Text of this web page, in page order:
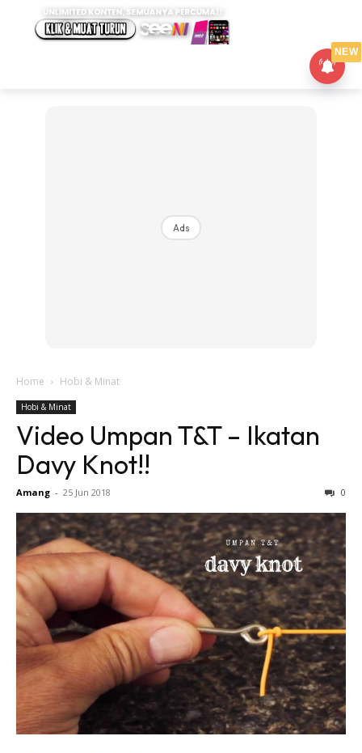
Ads
Home Hobi & Minat
Hobi & Minat
Video Umpan T&T – Ikatan
Davy Knot!!
Amang - 25 Jun 2018 0
NEW